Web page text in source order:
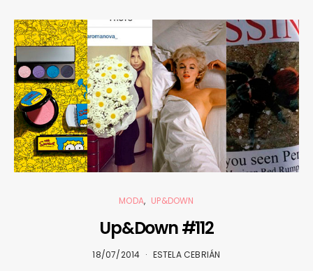
MODA UP&DOWN
Up&Down #112
18/07/2014 ESTELA CEBRIÁN